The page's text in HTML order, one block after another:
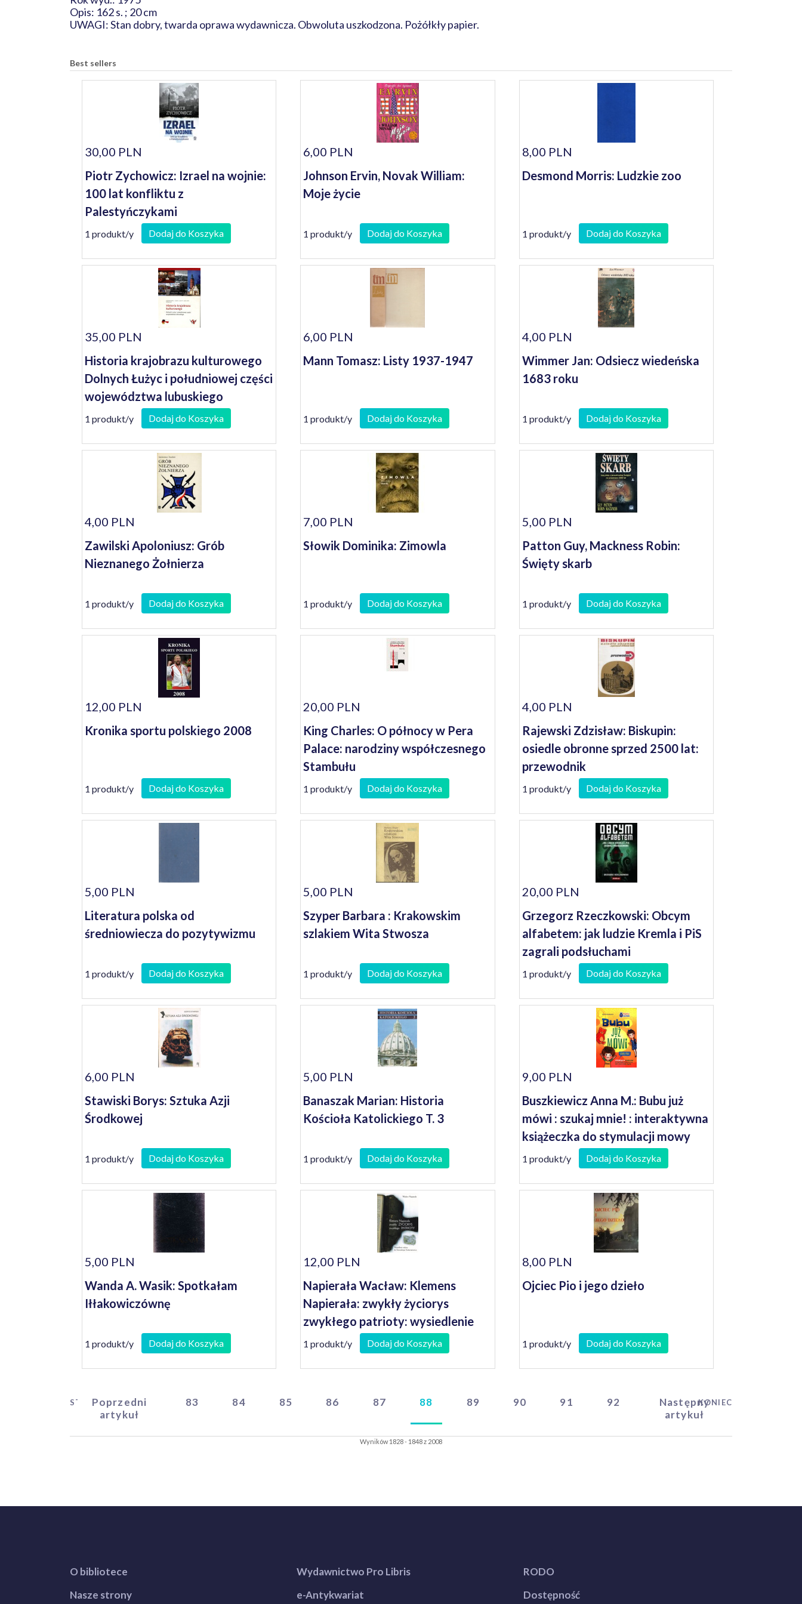
Opis: 162 s. ; 20 cm
UWAGI: Stan dobry, twarda oprawa wydawnicza. Obwoluta uszkodzona. Pożółkły papier.
Best sellers
30,00 PLN
Piotr Zychowicz: Izrael na wojnie:
100 lat konfliktu z
Palestyńczykami
1 produkt/y Dodaj do Koszyka
6,00 PLN
Johnson Ervin, Novak William:
Moje życie
1 produkt/y Dodaj do Koszyka
8,00 PLN
Desmond Morris: Ludzkie zoo
1 produkt/y Dodaj do Koszyka
35,00 PLN
Historia krajobrazu kulturowego
Dolnych Łużyc i południowej części
województwa lubuskiego
1 produkt/y Dodaj do Koszyka
6,00 PLN
Mann Tomasz: Listy 1937-1947
1 produkt/y Dodaj do Koszyka
4,00 PLN
Wimmer Jan: Odsiecz wiedeńska
1683 roku
1 produkt/y Dodaj do Koszyka
4,00 PLN
Zawilski Apoloniusz: Grób
Nieznanego Żołnierza
1 produkt/y Dodaj do Koszyka
7,00 PLN
Słowik Dominika: Zimowla
1 produkt/y Dodaj do Koszyka
5,00 PLN
Patton Guy, Mackness Robin:
Święty skarb
1 produkt/y Dodaj do Koszyka
12,00 PLN
Kronika sportu polskiego 2008
1 produkt/y Dodaj do Koszyka
20,00 PLN
King Charles: O północy w Pera
Palace: narodziny współczesnego
Stambułu
1 produkt/y Dodaj do Koszyka
4,00 PLN
Rajewski Zdzisław: Biskupin:
osiedle obronne sprzed 2500 lat:
przewodnik
1 produkt/y Dodaj do Koszyka
5,00 PLN
Literatura polska od
średniowiecza do pozytywizmu
1 produkt/y Dodaj do Koszyka
5,00 PLN
Szyper Barbara : Krakowskim
szlakiem Wita Stwosza
1 produkt/y Dodaj do Koszyka
20,00 PLN
Grzegorz Rzeczkowski: Obcym
alfabetem: jak ludzie Kremla i PiS
zagrali podsłuchami
1 produkt/y Dodaj do Koszyka
6,00 PLN
Stawiski Borys: Sztuka Azji
Środkowej
1 produkt/y Dodaj do Koszyka
5,00 PLN
Banaszak Marian: Historia
Kościoła Katolickiego T. 3
1 produkt/y Dodaj do Koszyka
9,00 PLN
Buszkiewicz Anna M.: Bubu już
mówi : szukaj mnie! : interaktywna
książeczka do stymulacji mowy
dziecka od 2. do 5. roku życia
1 produkt/y Dodaj do Koszyka
5,00 PLN
Wanda A. Wasik: Spotkałam
Iłłakowiczównę
1 produkt/y Dodaj do Koszyka
12,00 PLN
Napierała Wacław: Klemens
Napierała: zwykły życiorys
zwykłego patrioty: wysiedlenie
rodziny do Generalnego
Gubernatorstwa
1 produkt/y Dodaj do Koszyka
8,00 PLN
Ojciec Pio i jego dzieło
1 produkt/y Dodaj do Koszyka
STARTPoprzedni
artykuł
83 84 85 86 87 88 89 90 91 92
Następny
artykuł
KONIEC
Wyników 1828 - 1848 z 2008
O bibliotece
Nasze strony
Wydawnictwo Pro Libris
e-Antykwariat
RODO
Dostępność